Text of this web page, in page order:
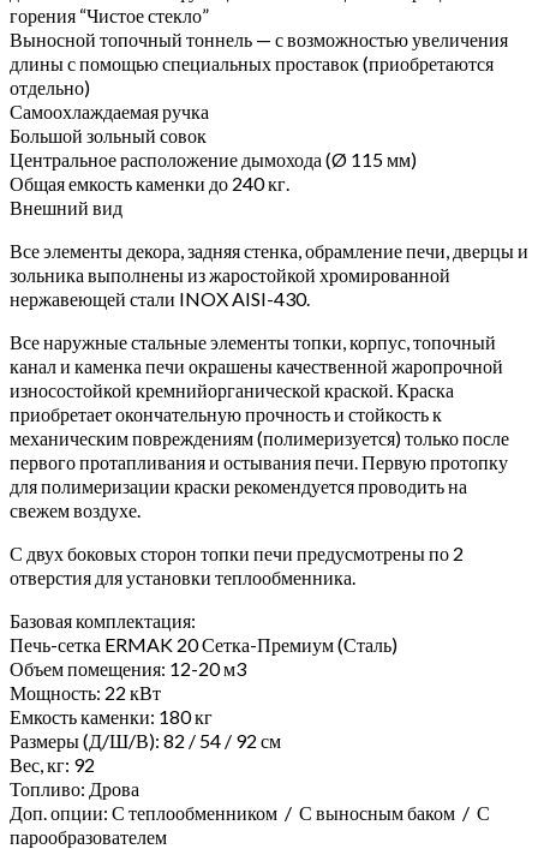
горения “Чистое стекло”
Выносной топочный тоннель — с возможностью увеличения
длины с помощью специальных проставок (приобретаются
отдельно)
Самоохлаждаемая ручка
Большой зольный совок
Центральное расположение дымохода (Ø 115 мм)
Общая емкость каменки до 240 кг.
Внешний вид
Все элементы декора, задняя стенка, обрамление печи, дверцы и
зольника выполнены из жаростойкой хромированной
нержавеющей стали INOX AISI-430.
Все наружные стальные элементы топки, корпус, топочный
канал и каменка печи окрашены качественной жаропрочной
износостойкой кремнийорганической краской. Краска
приобретает окончательную прочность и стойкость к
механическим повреждениям (полимеризуется) только после
первого протапливания и остывания печи. Первую протопку
для полимеризации краски рекомендуется проводить на
свежем воздухе.
С двух боковых сторон топки печи предусмотрены по 2
отверстия для установки теплообменника.
Базовая комплектация:
Печь-сетка ERMAK 20 Сетка-Премиум (Сталь)
Объем помещения: 12-20 м3
Мощность: 22 кВт
Емкость каменки: 180 кг
Размеры (Д/Ш/В): 82 / 54 / 92 см
Вес, кг: 92
Топливо: Дрова
Доп. опции: С теплообменником / С выносным баком / С
парообразователем